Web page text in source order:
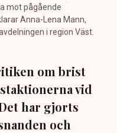
mot pågående
Anna-Lena Mann,
i region Väst.
om brist
vid
har gjorts
och